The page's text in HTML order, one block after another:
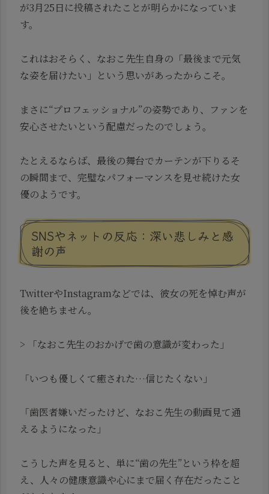
が3月25日に投稿されたことが明らかになっていま
す。
これはおそらく、なおこ先生自身の「最後まで元気
な姿を届けたい」という思いがあったからこそ。
まさに“プロフェッショナル”の姿勢であり、ファンを
安心させたいという配慮だったのでしょう。
たとえるならば、最後の舞台でカーテンが下りるそ
の瞬間まで、完璧なパフォーマンスを見せ続けた女
優のようです。
SNSやネットの反応：深い悲しみと感
謝の声
TwitterやInstagramなどでは、彼女の死を悼む声が
後を絶ちません。
> 「なおこ先生のおかげで歯の意識が変わった」
「いつも優しくて癒された…信じたくない」
「歯医者嫌いだったけど、なおこ先生の動画見て通
えるようになった」
こうした声を見ると、単に“歯の先生”という枠を超
え、人々の健康意識や心にまで届く存在だったこと